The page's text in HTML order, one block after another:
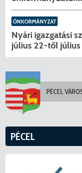
ÖNKORMÁNYZAT
Nyári igazgatási
július 22-től július
PÉCEL
PÉCEL